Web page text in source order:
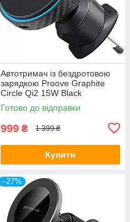
Автотримач із бездротовою
зарядкою Proove Graphite
Circle Qi2 15W Black
Готово до відправки
999 ₴ 1 399 ₴
Купити
–27%